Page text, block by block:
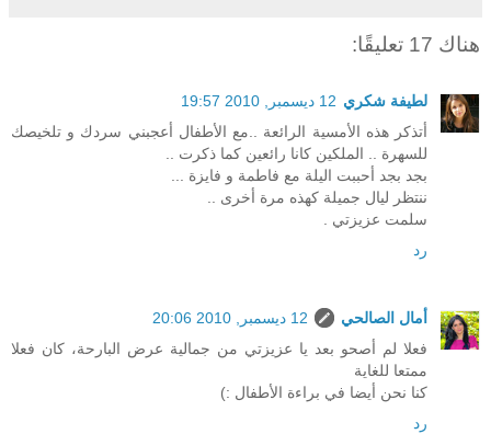
هناك 17 تعليقًا:
لطيفة شكري 12 ديسمبر, 2010 19:57
أتذكر هذه الأمسية الرائعة ..مع الأطفال أعجبني سردك و تلخيصك
للسهرة .. الملكين كانا رائعين كما ذكرت ..
بجد بجد أحببت اليلة مع فاطمة و فايزة ...
ننتظر ليال جميلة كهذه مرة أخرى ..
سلمت عزيزتي .
رد
أمال الصالحي
12 ديسمبر, 2010 20:06
فعلا لم أصحو بعد يا عزيزتي من جمالية عرض البارحة، كان فعلا
ممتعا للغاية
كنا نحن أيضا في براءة الأطفال :)
رد